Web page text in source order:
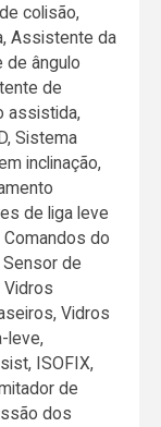
colisão,
Assistente da
de ângulo
de
assistida,
Sistema
inclinação,
de liga leve
do
de
Vidros
Vidros
leve,
ISOFIX,
de
dos